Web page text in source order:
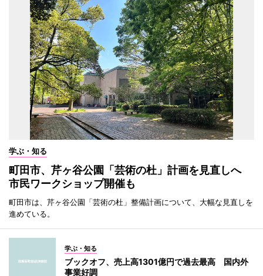
学ぶ・知る
町田市、芹ヶ谷公園「芸術の杜」計画を見直しへ
市民ワークショップ開催も
町田市は、芹ヶ谷公園「芸術の杜」整備計画について、大幅な見直しを
進めている。
学ぶ・知る
ブックオフ、売上高1301億円で過去最高 国内外
事業好調